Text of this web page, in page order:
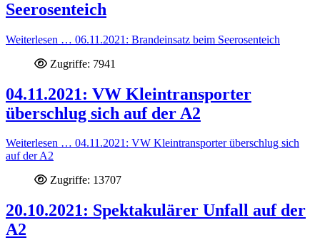
Seerosenteich
Weiterlesen … 06.11.2021: Brandeinsatz beim Seerosenteich
Zugriffe: 7941
04.11.2021: VW Kleintransporter
überschlug sich auf der A2
Weiterlesen … 04.11.2021: VW Kleintransporter überschlug sich
auf der A2
Zugriffe: 13707
20.10.2021: Spektakulärer Unfall auf der
A2